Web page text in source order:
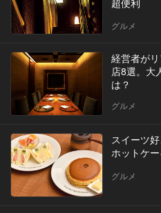
超便利
グルメ
経営者が
店8選。大
は？
グルメ
スイーツ
ホットケ
グルメ